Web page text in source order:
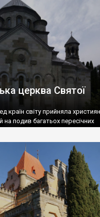
(postaki)…” “Вино. Крим
і його вдосталь: воно все
церква Святої
країн світу прийняла
на подив багатьох пересічних